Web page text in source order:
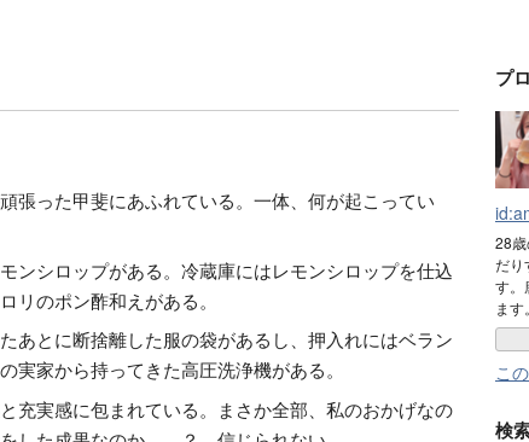
張った甲斐にあふれている。一体、何が起こってい
ンシロップがある。冷蔵庫にはレモンシロップを仕込
リのポン酢和えがある。
あとに断捨離した服の袋があるし、押入れにはベラン
実家から持ってきた高圧洗浄機がある。
充実感に包まれている。まさか全部、私のおかげなの
プ
28
だり
す。
ます。
こ
検